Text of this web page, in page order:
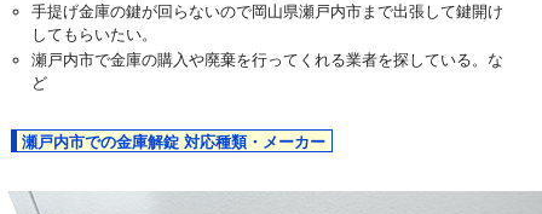
手提げ金庫の鍵が回らないので岡山県瀬戸内市まで出張して鍵開け
してもらいたい。
瀬戸内市で金庫の購入や廃棄を行ってくれる業者を探している。な
ど
瀬戸内市での金庫解錠 対応種類・メーカー